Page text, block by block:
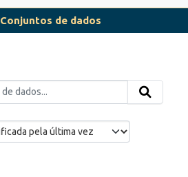
Conjuntos de dados